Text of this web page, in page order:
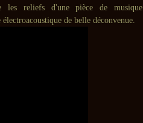
les reliefs d'une pièce de musique
de belle déconvenue.